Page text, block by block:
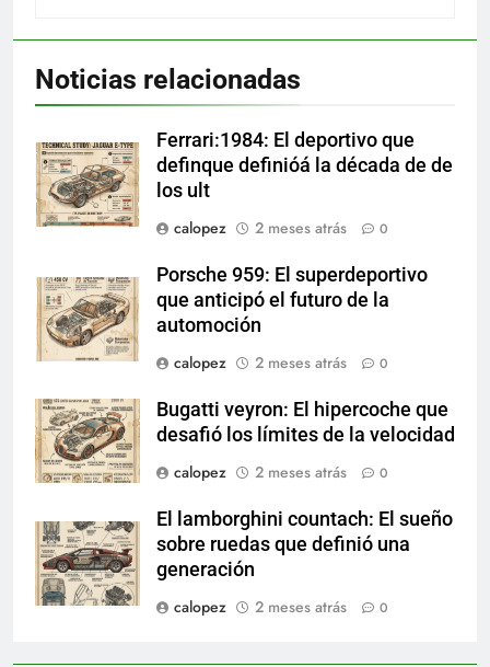
Noticias relacionadas
Ferrari:1984: El deportivo que
definque definióá la década de de
los ult
calopez
2 meses atrás 0
Porsche 959: El superdeportivo
que anticipó el futuro de la
automoción
calopez
2 meses atrás 0
Bugatti veyron: El hipercoche que
desafió los límites de la velocidad
calopez
2 meses atrás 0
El lamborghini countach: El sueño
sobre ruedas que definió una
generación
calopez
2 meses atrás 0